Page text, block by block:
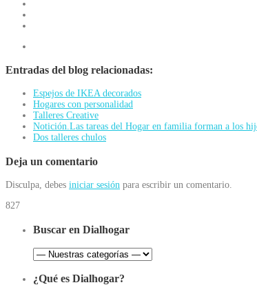
Entradas del blog relacionadas:
Espejos de IKEA decorados
Hogares con personalidad
Talleres Creative
Notición.Las tareas del Hogar en familia forman a los
Dos talleres chulos
Deja un comentario
Disculpa, debes iniciar sesión para escribir un comentario.
827
Buscar en Dialhogar
¿Qué es Dialhogar?